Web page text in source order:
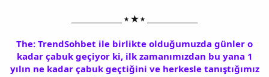
______________ ⭑ ★ ⭑ ______________
The: TrendSohbet ile birlikte olduğumuzda günler o
kadar çabuk geçiyor ki, ilk zamanımızdan bu yana 1
yılın ne kadar çabuk geçtiğini ve herkesle tanıştığımız